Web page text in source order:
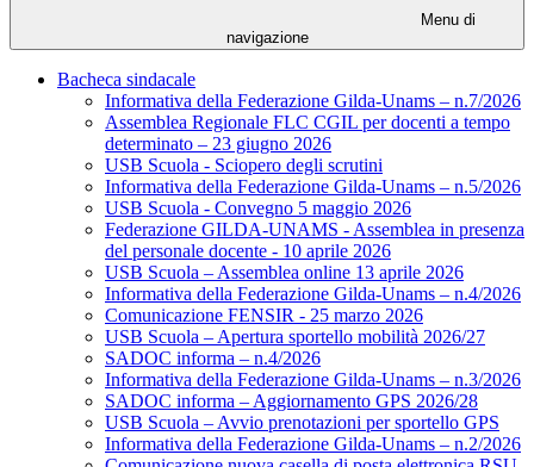
Menu di
navigazione
Bacheca sindacale
Informativa della Federazione Gilda-Unams – n.7/2026
Assemblea Regionale FLC CGIL per docenti a tempo
determinato – 23 giugno 2026
USB Scuola - Sciopero degli scrutini
Informativa della Federazione Gilda-Unams – n.5/2026
USB Scuola - Convegno 5 maggio 2026
Federazione GILDA-UNAMS - Assemblea in presenza
del personale docente - 10 aprile 2026
USB Scuola – Assemblea online 13 aprile 2026
Informativa della Federazione Gilda-Unams – n.4/2026
Comunicazione FENSIR - 25 marzo 2026
USB Scuola – Apertura sportello mobilità 2026/27
SADOC informa – n.4/2026
Informativa della Federazione Gilda-Unams – n.3/2026
SADOC informa – Aggiornamento GPS 2026/28
USB Scuola – Avvio prenotazioni per sportello GPS
Informativa della Federazione Gilda-Unams – n.2/2026